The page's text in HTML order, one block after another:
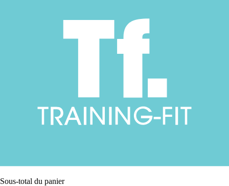
Sous-total du panier